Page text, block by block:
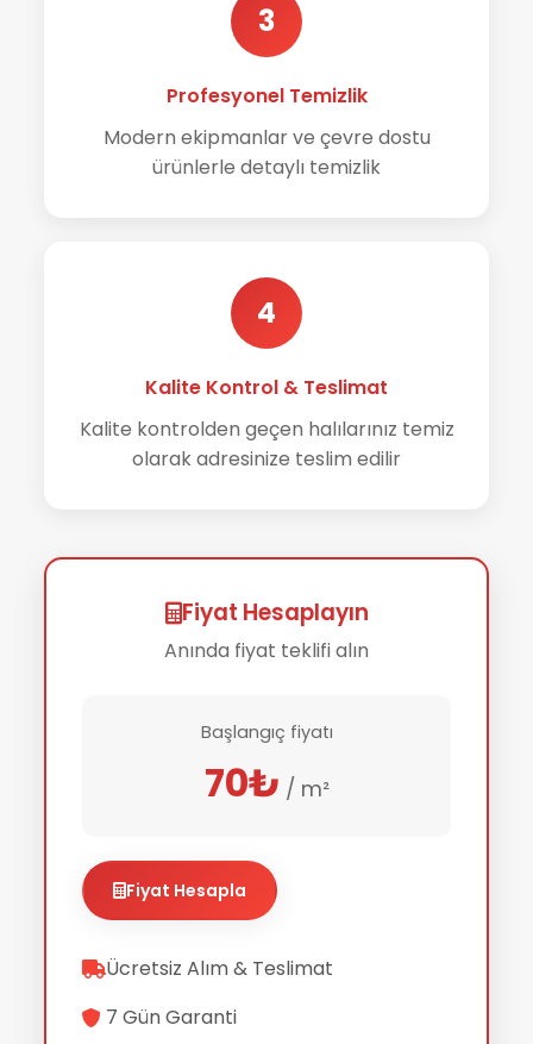
3
Profesyonel Temizlik
Modern ekipmanlar ve çevre dostu
ürünlerle detaylı temizlik
4
Kalite Kontrol & Teslimat
Kalite kontrolden geçen halılarınız temiz
olarak adresinize teslim edilir
Fiyat Hesaplayın
Anında fiyat teklifi alın
Başlangıç fiyatı
70₺ / m²
Fiyat Hesapla
Ücretsiz Alım & Teslimat
7 Gün Garanti